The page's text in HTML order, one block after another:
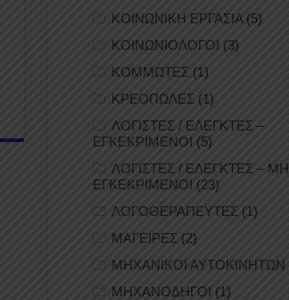
ΚΟΙΝΩΝΙΚΗ ΕΡΓΑΣΙΑ(5)
ΚΟΙΝΩΝΙΟΛΟΓΟΙ (3)
ΚΟΜΜΩΤΕΣ (1)
ΚΡΕΟΠΩΛΕΣ (1)
ΛΟΓΙΣΤΕΣ / ΕΛΕΓΚΤΕΣ –
ΕΓΚΕΚΡΙΜΕΝΟΙ (5)
ΛΟΓΙΣΤΕΣ / ΕΛΕΓΚΤΕΣ – ΜΗ
ΕΓΚΕΚΡΙΜΕΝΟΙ (23)
ΛΟΓΟΘΕΡΑΠΕΥΤΕΣ (1)
ΜΑΓΕΙΡΕΣ (2)
ΜΗΧΑΝΙΚΟΙ ΑΥΤΟΚΙΝΗΤΩΝ
ΜΗΧΑΝΟΔΗΓΟΙ (1)